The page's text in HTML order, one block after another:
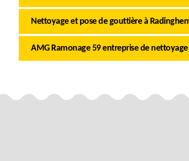
Nettoyage et pose de gouttière à
AMG Ramonage 59 entreprise de